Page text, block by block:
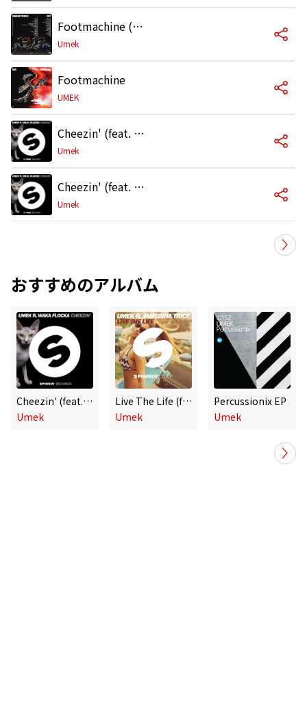
Footmachine (Extended Mix)
Umek
Footmachine
UMEK
Cheezin' (feat. Waka Flocka Flame)
Umek
Cheezin' (feat. Waka Flocka Flame) [Radio Edit]
Umek
おすすめのアルバム
Cheezin' (feat. Waka Flocka Flame)
Umek
Live The Life (feat. Jameisha Trice)
Umek
Percussionix EP
Umek